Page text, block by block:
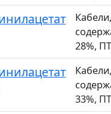
28%,
33%,